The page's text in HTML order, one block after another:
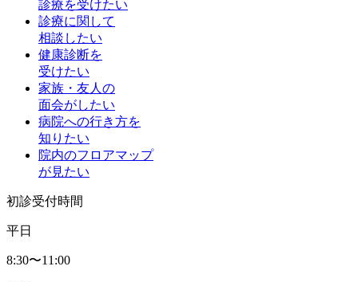
診療を受けたい
診療に関して
相談したい
健康診断を
受けたい
家族・友人の
面会がしたい
病院への行き方を
知りたい
院内のフロアマップ
が見たい
初診受付時間
平日
8:30〜11:00